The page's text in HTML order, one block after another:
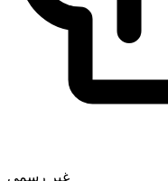
غير رسمي